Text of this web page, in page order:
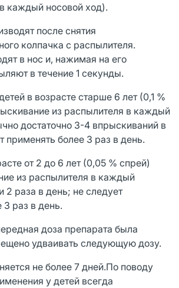
каждый носовой ход).
после снятия
колпачка с распылителя.
в нос и, нажимая на его
в течение 1 секунды.
в возрасте старше 6 лет (0,1 %
из распылителя в каждый
достаточно 3-4 впрыскиваний в
применять более 3 раз в день.
от 2 до 6 лет (0,05 % спрей)
из распылителя в каждый
2 раза в день; не следует
3 раз в день.
доза препарата была
удваивать следующую дозу.
не более 7 дней.По поводу
у детей всегда